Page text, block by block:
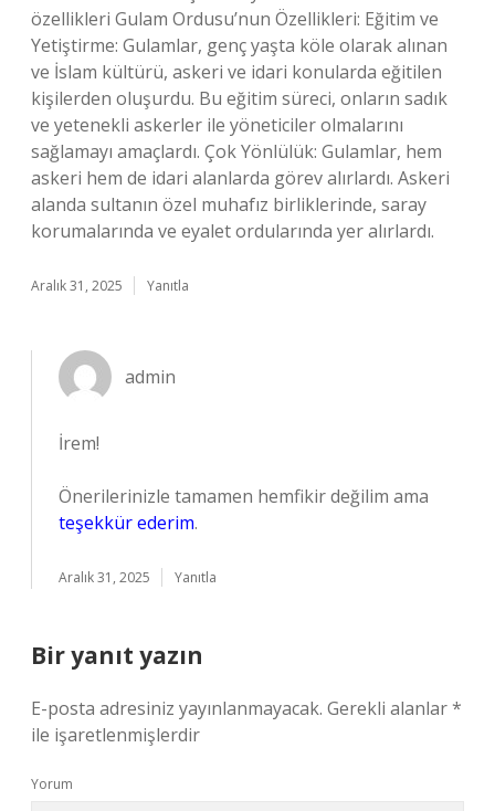
özellikleri Gulam Ordusu’nun Özellikleri: Eğitim ve
Yetiştirme: Gulamlar, genç yaşta köle olarak alınan
ve İslam kültürü, askeri ve idari konularda eğitilen
kişilerden oluşurdu. Bu eğitim süreci, onların sadık
ve yetenekli askerler ile yöneticiler olmalarını
sağlamayı amaçlardı. Çok Yönlülük: Gulamlar, hem
askeri hem de idari alanlarda görev alırlardı. Askeri
alanda sultanın özel muhafız birliklerinde, saray
korumalarında ve eyalet ordularında yer alırlardı.
Aralık 31, 2025 Yanıtla
admin
İrem!
Önerilerinizle tamamen hemfikir değilim ama
teşekkür ederim.
Aralık 31, 2025 Yanıtla
Bir yanıt yazın
E-posta adresiniz yayınlanmayacak. Gerekli alanlar*
ile işaretlenmişlerdir
Yorum